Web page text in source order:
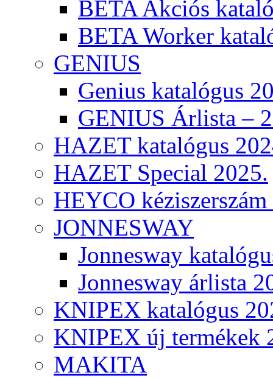
BETA Akciós
BETA Worker
GENIUS
Genius katalógus
GENIUS Árlista –
HAZET katalógus
HAZET Special 2025.
HEYCO
JONNESWAY
Jonnesway
Jonnesway árlista
KNIPEX katalógus
KNIPEX új termékek
MAKITA